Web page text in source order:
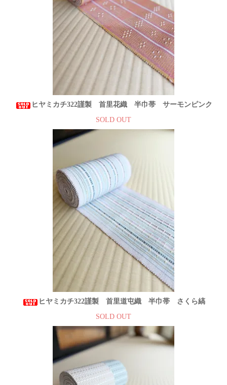
ヒヤミカチ322謹製 首里花織 半巾帯 サーモンピンク
SOLD OUT
ヒヤミカチ322謹製 首里道屯織 半巾帯 さくら縞
SOLD OUT